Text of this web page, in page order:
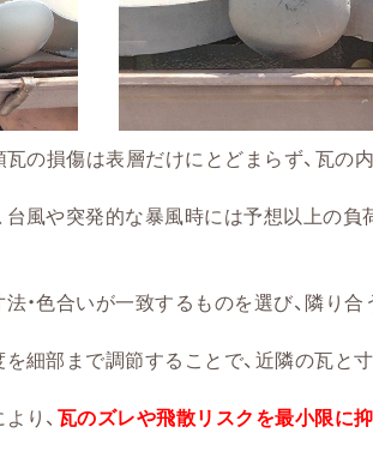
の損傷は表層だけにとどまらず、瓦の
風や突発的な暴風時には予想以上の負
・色合いが一致するものを選び、隣り
細部まで調節することで、近隣の瓦と
り、 瓦のズレや飛散リスクを最小限に